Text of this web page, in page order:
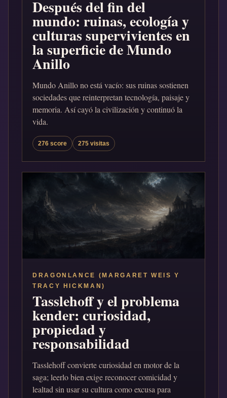
Después del fin del
mundo: ruinas, ecología y
culturas supervivientes en
la superficie de Mundo
Anillo
Mundo Anillo no está vacío: sus ruinas sostienen
sociedades que reinterpretan tecnología, paisaje y
memoria. Así cayó la civilización y continuó la
vida.
276 score 275 visitas
DRAGONLANCE (MARGARET WEIS Y
TRACY HICKMAN)
Tasslehoff y el problema
kender: curiosidad,
propiedad y
responsabilidad
Tasslehoff convierte curiosidad en motor de la
saga; leerlo bien exige reconocer comicidad y
lealtad sin usar su cultura como excusa para